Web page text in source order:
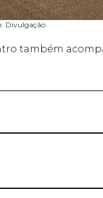
Divulgação
também